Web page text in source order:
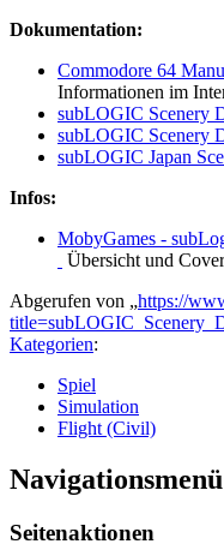
Dokumentation:
Commodore 64
Informationen im
subLOGIC Scenery
subLOGIC Scenery
subLOGIC Japan
Infos:
MobyGames -
Übersicht und Cover
Abgerufen von „https://
Kategorien:
Spiel
Simulation
Flight (Civil)
Navigationsmenü
Seitenaktionen